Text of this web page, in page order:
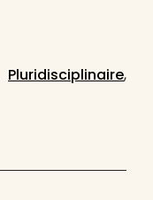
Pluridisciplinaire,